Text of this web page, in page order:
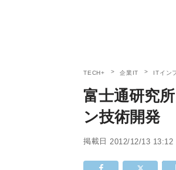
TECH+ 企業IT ITイン
富士通研究
ン技術開発
掲載日 2012/12/13 13:12